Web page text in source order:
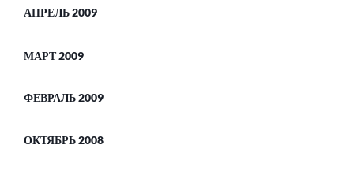
АПРЕЛЬ 2009
МАРТ 2009
ФЕВРАЛЬ 2009
ОКТЯБРЬ 2008